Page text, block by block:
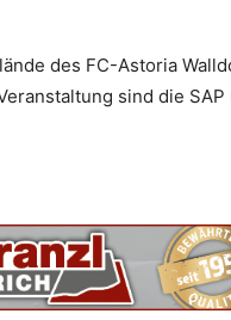
des FC-Astoria
sind die